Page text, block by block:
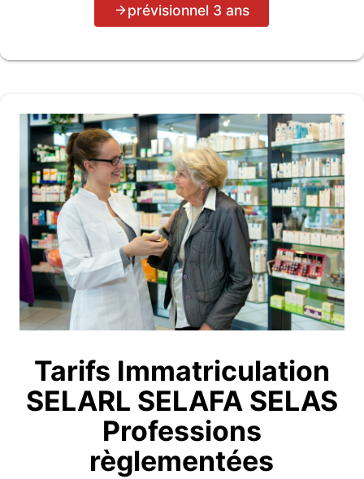
prévisionnel 3 ans
Tarifs Immatriculation
SELARL SELAFA SELAS
Professions
règlementées